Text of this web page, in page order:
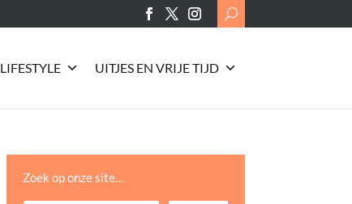
Search
for:
LIFESTYLE UITJES EN VRIJE TIJD
Zoek op onze site…